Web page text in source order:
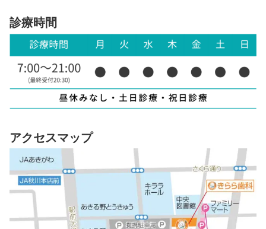
診療時間
アクセスマップ